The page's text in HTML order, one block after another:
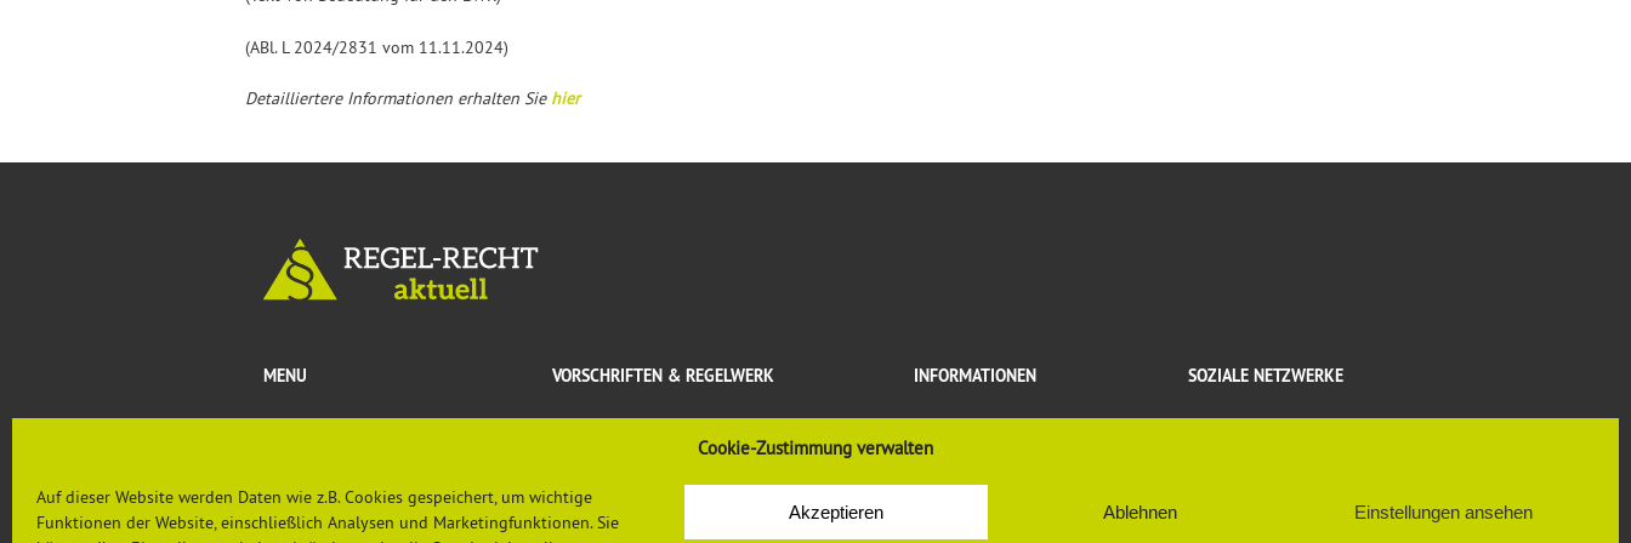
Cookie-Zustimmung verwalten
Auf dieser Website werden Daten wie z.B. Cookies gespeichert, um wichtige
Funktionen der Website, einschließlich Analysen und Marketingfunktionen. Sie
Akzeptieren Ablehnen Einstellungen ansehen
(ABl. L 2024/2831 vom 11.11.2024)
Detailliertere Informationen erhalten Sie hier
MENU
Aktuelles
PRÄVENTION AKTUELL
VORSCHRIFTEN & REGELWERK
Gesetze, Verordnungen, Regeln
Vorschriften und Regelwerk der DGUV
Normen
LASI-Publikationen
INFORMATIONEN
Mediadaten
Datenschutzerklärung
SOZIALE NETZWERKE
FACEBOOK